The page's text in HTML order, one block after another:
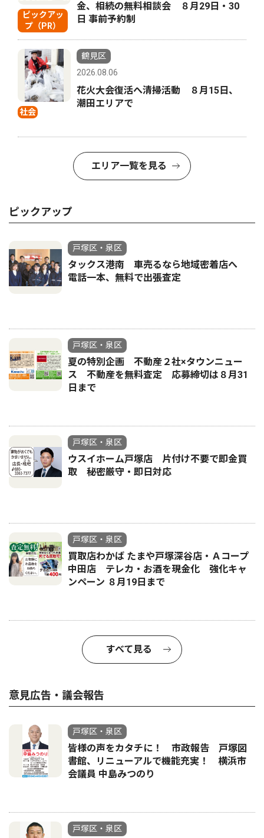
ピックアッ
プ（PR）
金、相続の無料相談会 ８月29日・30
日 事前予約制
社会
鶴見区
2026.08.06
花火大会復活へ清掃活動 ８月15日、
潮田エリアで
エリア一覧を見る
ピックアップ
戸塚区・泉区
タックス港南 車売るなら地域密着店へ
電話一本、無料で出張査定
戸塚区・泉区
夏の特別企画 不動産２社×タウンニュー
ス 不動産を無料査定 応募締切は８月31
日まで
戸塚区・泉区
ウスイホーム戸塚店 片付け不要で即金買
取 秘密厳守・即日対応
戸塚区・泉区
買取店わかば たまや戸塚深谷店・Ａコープ
中田店 テレカ・お酒を現金化 強化キャ
ンペーン ８月19日まで
すべて見る
意見広告・議会報告
戸塚区・泉区
皆様の声をカタチに！ 市政報告 戸塚図
書館、リニューアルで機能充実！ 横浜市
会議員 中島みつのり
戸塚区・泉区